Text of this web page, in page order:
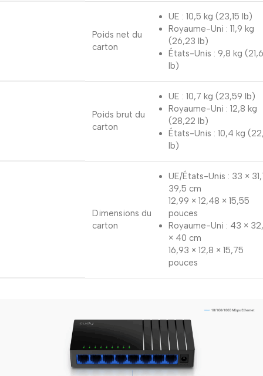
Poids net du
carton
UE : 10,5 kg (23,15 lb)
Royaume-Uni : 11,9 kg
(26,23 lb)
États-Unis : 9,8 kg
lb)
Poids brut du
carton
UE : 10,7 kg (23,59 lb)
Royaume-Uni : 12,8 kg
(28,22 lb)
États-Unis : 10,4 kg
lb)
Dimensions du
carton
UE/États-Unis : 33 ×
39,5 cm
12,99 × 12,48 × 15,55
pouces
Royaume-Uni : 43 ×
× 40 cm
16,93 × 12,8 × 15,75
pouces